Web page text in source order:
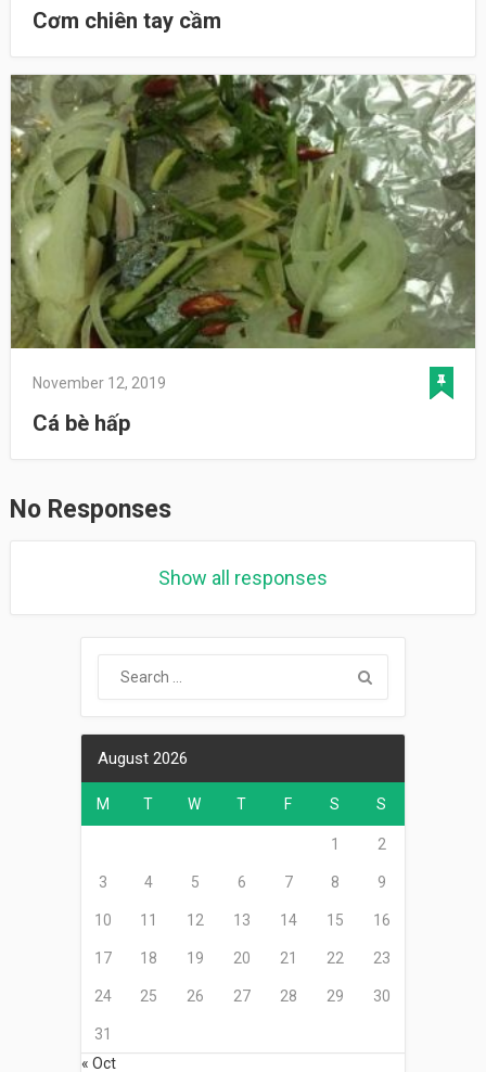
Cơm chiên tay cầm
November 12, 2019
Cá bè hấp
No Responses
Show all responses
August 2026
M T W T F S S
1 2
3 4 5 6 7 8 9
10 11 12 13 14 15 16
17 18 19 20 21 22 23
24 25 26 27 28 29 30
31
« Oct